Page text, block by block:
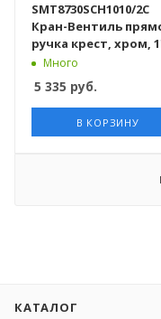
SMT8730SCH1010/2C
Кран-Вентиль
ручка крест, хром,
г/г, с отражателем,
Много
5 335 руб.
В КОРЗИНУ
КАТАЛОГ